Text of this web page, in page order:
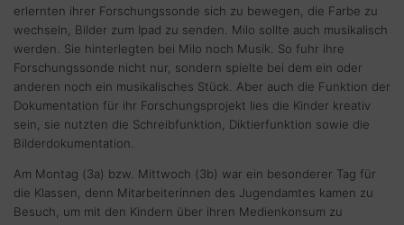
erlernten ihrer Forschungssonde sich zu bewegen, die Farbe zu
wechseln, Bilder zum Ipad zu senden. Milo sollte auch musikalisch
werden. Sie hinterlegten bei Milo noch Musik. So fuhr ihre
Forschungssonde nicht nur, sondern spielte bei dem ein oder
anderen noch ein musikalisches Stück. Aber auch die Funktion der
Dokumentation für ihr Forschungsprojekt lies die Kinder kreativ
sein, sie nutzten die Schreibfunktion, Diktierfunktion sowie die
Bilderdokumentation.
Am Montag (3a) bzw. Mittwoch (3b) war ein besonderer Tag für
die Klassen, denn Mitarbeiterinnen des Jugendamtes kamen zu
Besuch, um mit den Kindern über ihren Medienkonsum zu